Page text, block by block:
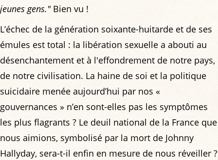
jeunes gens."Bien vu !
L’échec de la génération soixante-huitarde et de ses
émules est total : la libération sexuelle a abouti au
désenchantement et à l'effondrement de notre pays,
de notre civilisation. La haine de soi et la politique
suicidaire menée aujourd’hui par nos «
gouvernances » n’en sont-elles pas les symptômes
les plus flagrants ? Le deuil national de la France que
nous aimions, symbolisé par la mort de Johnny
Hallyday, sera-t-il enfin en mesure de nous réveiller ?